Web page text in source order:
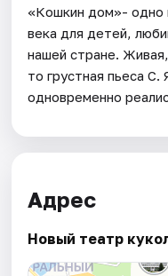
«Кошкин дом»- одно
века для детей,
нашей стране.
то грустная пьеса
одновременно
Адрес
Новый театр